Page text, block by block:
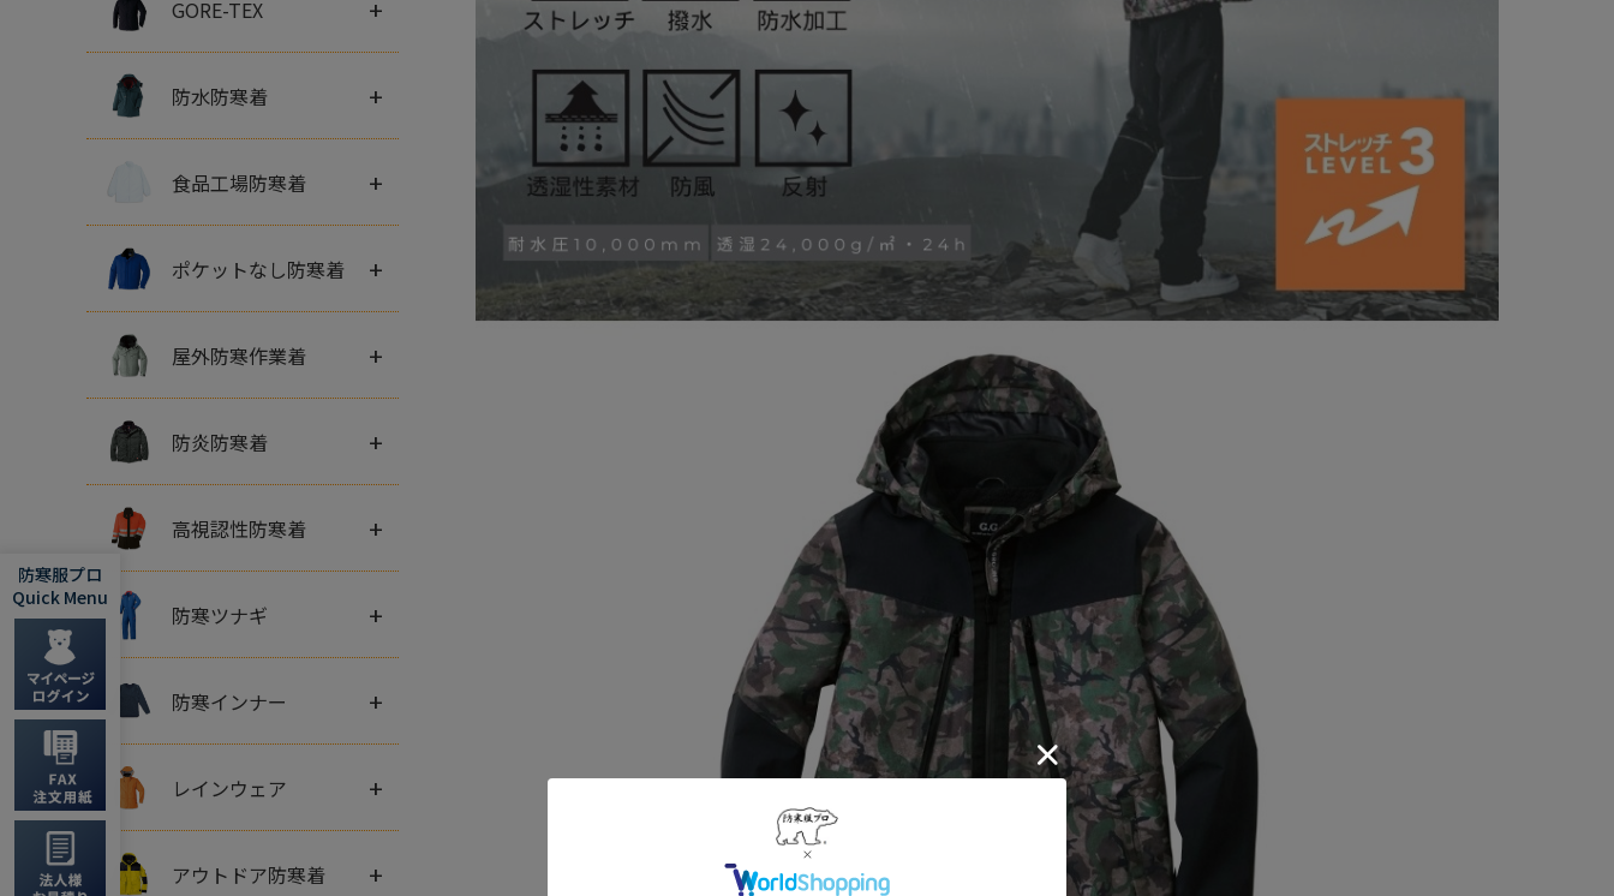
GORE-TEX +
防水防寒着 +
食品工場防寒着 +
ポケットなし防寒着 +
屋外防寒作業着 +
防炎防寒着 +
高視認性防寒着 +
防寒ツナギ +
防寒インナー +
レインウェア +
アウトドア防寒着 +
防寒服プロ
Quick Menu